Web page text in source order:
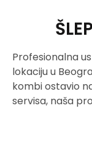
Profesionalna
lokaciju u
kombi ostavio
servisa, naša